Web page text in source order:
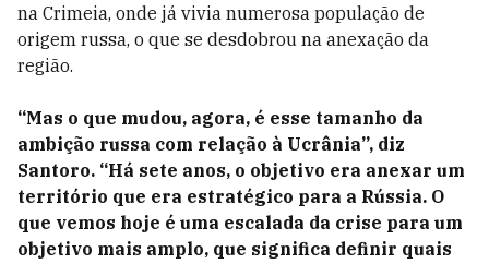
na Crimeia, onde já vivia numerosa população de
origem russa, o que se desdobrou na anexação da
região.
“Mas o que mudou, agora, é esse tamanho da
ambição russa com relação à Ucrânia”, diz
Santoro. “Há sete anos, o objetivo era anexar um
território que era estratégico para a Rússia. O
que vemos hoje é uma escalada da crise para um
objetivo mais amplo, que significa definir quais